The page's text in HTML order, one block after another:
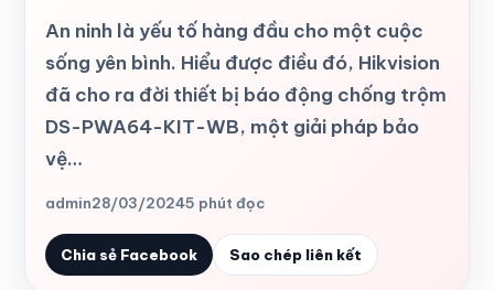
An ninh là yếu tố hàng đầu cho một cuộc
sống yên bình. Hiểu được điều đó, Hikvision
đã cho ra đời thiết bị báo động chống trộm
DS-PWA64-KIT-WB, một giải pháp bảo
vệ…
admin28/03/20245 phút đọc
Chia sẻ Facebook Sao chép liên kết